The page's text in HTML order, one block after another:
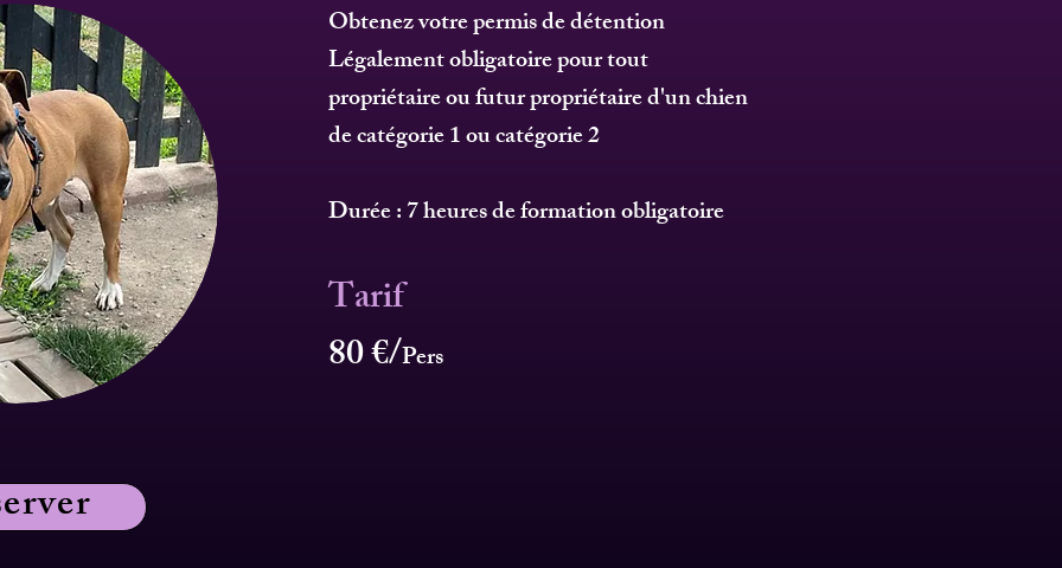
Obtenez votre permis de détention
Légalement obligatoire pour tout
propriétaire ou futur propriétaire d'un chien
de catégorie 1 ou catégorie 2
Durée : 7 heures de formationobligatoire
Tarif
80 €/Pers